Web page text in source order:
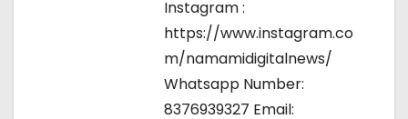
Instagram :
https://www.instagram.co
m/namamidigitalnews/
Whatsapp Number:
8376939327 Email: